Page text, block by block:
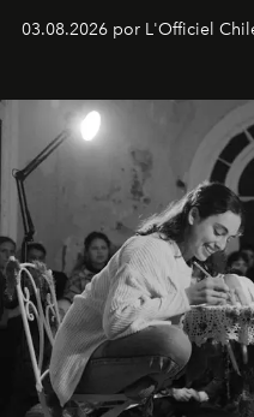
03.08.2026 por L'Officiel